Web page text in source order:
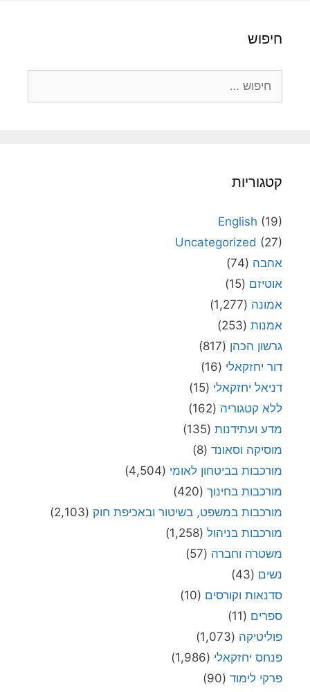
חיפוש
קטגוריות
English (19)
Uncategorized (27)
אהבה (74)
אוטיזם (15)
אמונה (1,277)
אמנות (253)
גרשון הכהן (817)
דור יחזקאלי (16)
דניאל יחזקאלי (15)
ללא קטגוריה (162)
מדע ועתידנות (135)
מוסיקה וסאונד (8)
מורכבות בביטחון לאומי (4,504)
מורכבות בחינוך (420)
מורכבות במשפט, בשיטור ובאכיפת חוק (2,103)
מורכבות בניהול (1,258)
משטרה וחברה (57)
נשים (43)
סדנאות וקורסים (10)
ספרים (11)
פוליטיקה (1,073)
פנחס יחזקאלי (1,986)
פרקי לימוד (90)